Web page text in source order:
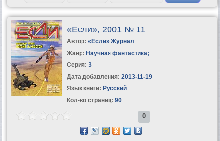
«Если», 2001 № 11
Автор: «Если» Журнал
Жанр: Научная фантастика;
Серия: 3
Дата добавления: 2013-11-19
Язык книги: Русский
Кол-во страниц: 90
0